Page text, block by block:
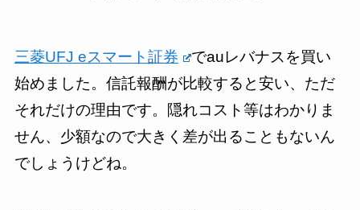
三菱UFJ eスマート証券
でauレバナスを買い
始めました。信託報酬が比較すると安い、ただ
それだけの理由です。隠れコスト等はわかりま
せん、少額なので大きく差が出ることもないん
でしょうけどね。